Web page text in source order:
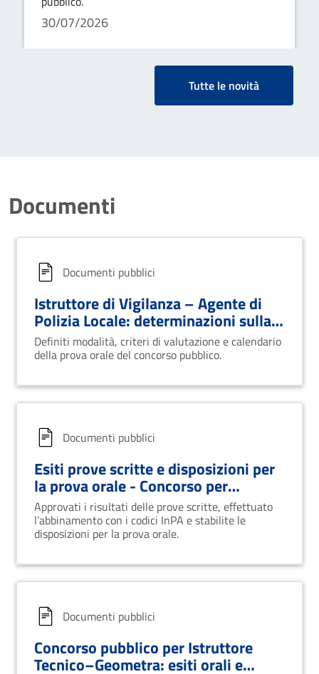
30/07/2026
Tutte le novità
Documenti
Documenti pubblici
Istruttore di Vigilanza – Agente di
Polizia Locale: determinazioni sulla
prova orale
Definiti modalità, criteri di valutazione e calendario
della prova orale del concorso pubblico.
Documenti pubblici
Esiti prove scritte e disposizioni per
la prova orale - Concorso per
Istruttore contabile a tempo
indeterminato
Approvati i risultati delle prove scritte, effettuato
l’abbinamento con i codici InPA e stabilite le
disposizioni per la prova orale.
Documenti pubblici
Concorso pubblico per Istruttore
Tecnico–Geometra: esiti orali e